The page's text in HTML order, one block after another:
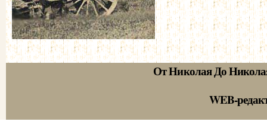
От Николая До
WEB-